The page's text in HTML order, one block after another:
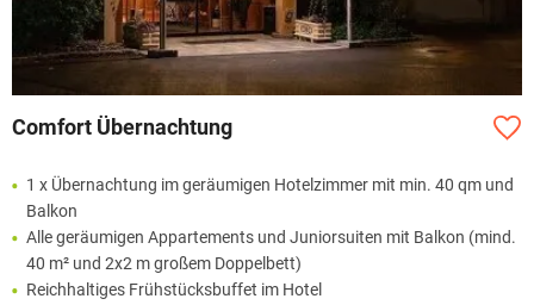
Comfort Übernachtung
1 x Übernachtung im geräumigen Hotelzimmer mit min. 40 qm und
Balkon
Alle geräumigen Appartements und Juniorsuiten mit Balkon (mind.
40 m² und 2x2 m großem Doppelbett)
Reichhaltiges Frühstücksbuffet im Hotel